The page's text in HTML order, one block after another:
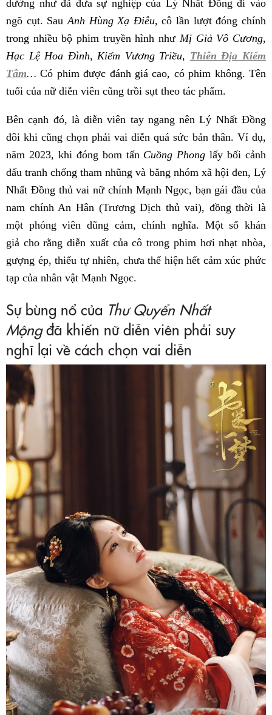
dường như đã đưa sự nghiệp của Lý Nhất Đồng đi vào
ngõ cụt. SauAnh Hùng Xạ Điêu, cô lần lượt đóng chính
trong nhiều bộ phim truyền hình như Mị Giả Vô Cương,
Hạc Lệ Hoa Đình,Kiếm Vương Triều, Thiên Địa Kiếm
Tâm…Có phim được đánh giá cao, có phim không. Tên
tuổi của nữ diễn viên cũng trồi sụt theo tác phẩm.
Bên cạnh đó, là diễn viên tay ngang nên Lý Nhất Đồng
đôi khi cũng chọn phải vai diễn quá sức bản thân. Ví dụ,
năm 2023, khi đóng bom tấn Cuồng Phonglấy bối cảnh
đấu tranh chống tham nhũng và băng nhóm xã hội đen, Lý
Nhất Đồng thủ vai nữ chính Mạnh Ngọc, bạn gái đầu của
nam chính An Hân (Trương Dịch thủ vai), đồng thời là
một phóng viên dũng cảm, chính nghĩa. Một số khán
giả cho rằng diễn xuất của cô trong phim hơi nhạt nhòa,
gượng ép, thiếu tự nhiên, chưa thể hiện hết cảm xúc phức
tạp của nhân vật Mạnh Ngọc.
Sự bùng nổ của Thư Quyển Nhất
Mộngđã khiến nữ diễn viên phải suy
nghĩ lại về cách chọn vai diễn